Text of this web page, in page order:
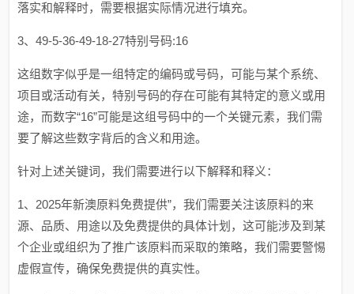
落实和解释时，需要根据实际情况进行填充。
3、49-5-36-49-18-27特别号码:16
这组数字似乎是一组特定的编码或号码，可能与某个系统、
项目或活动有关，特别号码的存在可能有其特定的意义或用
途，而数字“16”可能是这组号码中的一个关键元素，我们需
要了解这些数字背后的含义和用途。
针对上述关键词，我们需要进行以下解释和释义：
1、2025年新澳原料免费提供”，我们需要关注该原料的来
源、品质、用途以及免费提供的具体计划，这可能涉及到某
个企业或组织为了推广该原料而采取的策略，我们需要警惕
虚假宣传，确保免费提供的真实性。